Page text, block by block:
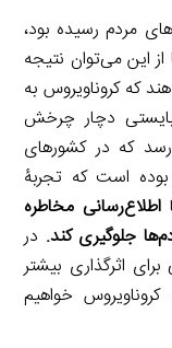
مردم رسیده بود،
این می‌توان نتیجه
که کروناویروس به
دچار چرخش
که در کشورهای
بوده است که تجربۀ
اطلاع‌رسانی مخاطره
جلوگیری کند. در
اثرگذاری بیشتر
خواهیم